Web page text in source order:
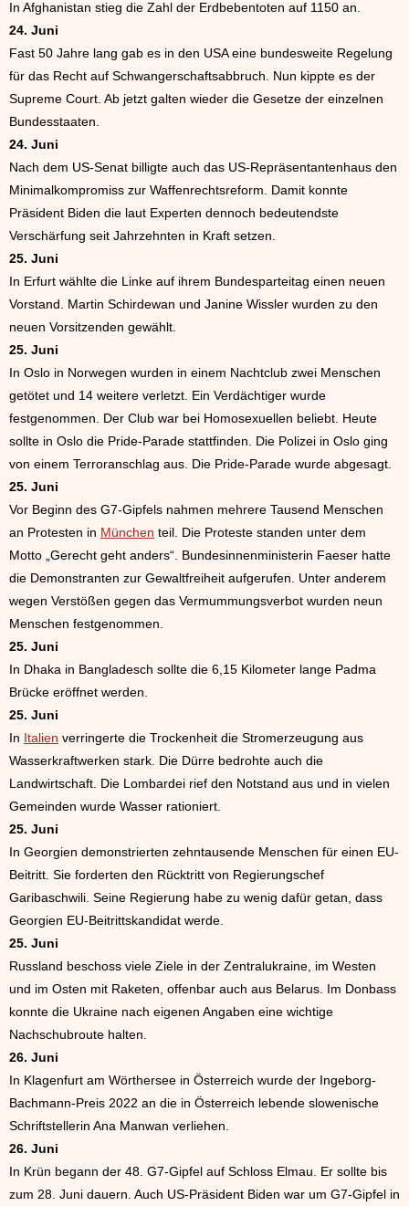
In Afghanistan stieg die Zahl der Erdbebentoten auf 1150 an.
24. Juni
Fast 50 Jahre lang gab es in den USA eine bundesweite Regelung
für das Recht auf Schwangerschaftsabbruch. Nun kippte es der
Supreme Court. Ab jetzt galten wieder die Gesetze der einzelnen
Bundesstaaten.
24. Juni
Nach dem US-Senat billigte auch das US-Repräsentantenhaus den
Minimalkompromiss zur Waffenrechtsreform. Damit konnte
Präsident Biden die laut Experten dennoch bedeutendste
Verschärfung seit Jahrzehnten in Kraft setzen.
25. Juni
In Erfurt wählte die Linke auf ihrem Bundesparteitag einen neuen
Vorstand. Martin Schirdewan und Janine Wissler wurden zu den
neuen Vorsitzenden gewählt.
25. Juni
In Oslo in Norwegen wurden in einem Nachtclub zwei Menschen
getötet und 14 weitere verletzt. Ein Verdächtiger wurde
festgenommen. Der Club war bei Homosexuellen beliebt. Heute
sollte in Oslo die Pride-Parade stattfinden. Die Polizei in Oslo ging
von einem Terroranschlag aus. Die Pride-Parade wurde abgesagt.
25. Juni
Vor Beginn des G7-Gipfels nahmen mehrere Tausend Menschen
an Protesten in München teil. Die Proteste standen unter dem
Motto „Gerecht geht anders“. Bundesinnenministerin Faeser hatte
die Demonstranten zur Gewaltfreiheit aufgerufen. Unter anderem
wegen Verstößen gegen das Vermummungsverbot wurden neun
Menschen festgenommen.
25. Juni
In Dhaka in Bangladesch sollte die 6,15 Kilometer lange Padma
Brücke eröffnet werden.
25. Juni
In Italien verringerte die Trockenheit die Stromerzeugung aus
Wasserkraftwerken stark. Die Dürre bedrohte auch die
Landwirtschaft. Die Lombardei rief den Notstand aus und in vielen
Gemeinden wurde Wasser rationiert.
25. Juni
In Georgien demonstrierten zehntausende Menschen für einen EU-
Beitritt. Sie forderten den Rücktritt von Regierungschef
Garibaschwili. Seine Regierung habe zu wenig dafür getan, dass
Georgien EU-Beitrittskandidat werde.
25. Juni
Russland beschoss viele Ziele in der Zentralukraine, im Westen
und im Osten mit Raketen, offenbar auch aus Belarus. Im Donbass
konnte die Ukraine nach eigenen Angaben eine wichtige
Nachschubroute halten.
26. Juni
In Klagenfurt am Wörthersee in Österreich wurde der Ingeborg-
Bachmann-Preis 2022 an die in Österreich lebende slowenische
Schriftstellerin Ana Manwan verliehen.
26. Juni
In Krün begann der 48. G7-Gipfel auf Schloss Elmau. Er sollte bis
zum 28. Juni dauern. Auch US-Präsident Biden war um G7-Gipfel in